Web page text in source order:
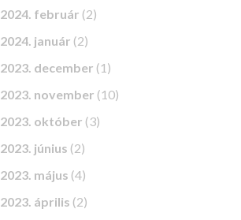
2024. február (2)
2024. január (2)
2023. december (1)
2023. november (10)
2023. október (3)
2023. június (2)
2023. május (4)
2023. április (2)